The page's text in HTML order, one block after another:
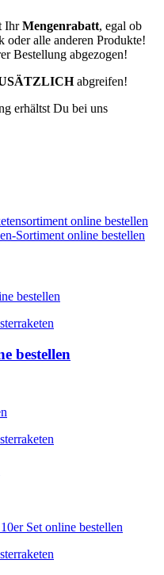
IhrMengenrabatt, egal ob
oder alle anderen Produkte!
Bestellung abgezogen!
abgreifen!
erhältst Du bei uns
online bestellen
Sortiment online bestellen
bestellen